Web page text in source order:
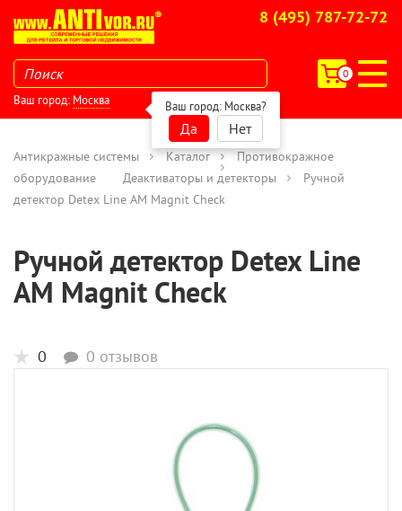
8 (495) 787-72-72
0
Ваш город: Москва Ваш город: Москва?
Да Нет
Антикражные системы Каталог
Противокражное
оборудование
Деактиваторы и детекторы
Ручной
детектор Detex Line AM Magnit Check
Ручной детектор Detex Line
AM Magnit Check
0 0 отзывов